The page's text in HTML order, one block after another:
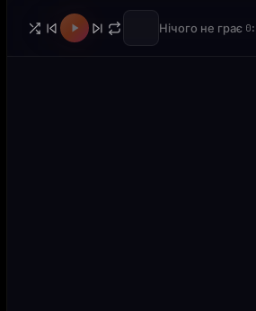
Нічого не грає